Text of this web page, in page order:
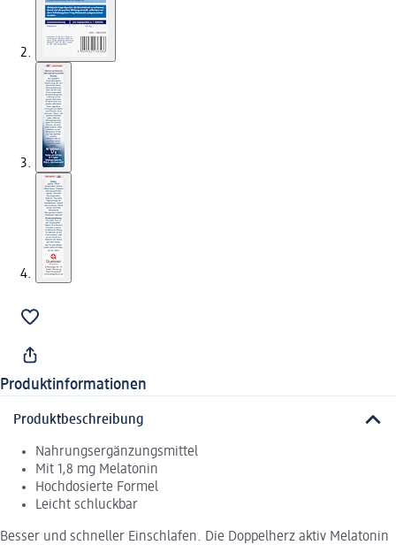
Produktinformationen
Produktbeschreibung
Nahrungsergänzungsmittel
Mit 1,8 mg Melatonin
Hochdosierte Formel
Leicht schluckbar
Besser und schneller Einschlafen. Die Doppelherz aktiv Melatonin